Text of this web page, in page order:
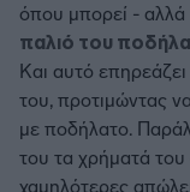
όπου μπορεί - αλλά
παλιό του
Και αυτό
του, προτιμώντας
με ποδήλατο.
του τα χρήματά του
χαμηλότερες